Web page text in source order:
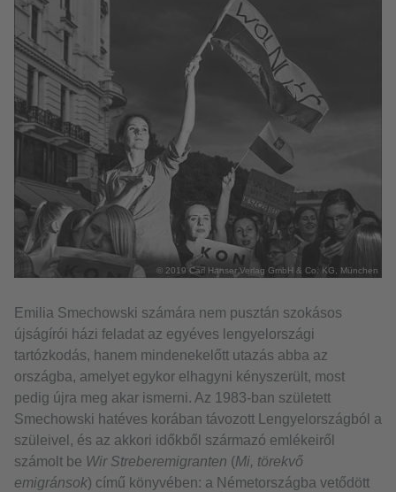
© 2019 Carl Hanser Verlag GmbH & Co. KG, München
Emilia Smechowski számára nem pusztán szokásos
újságírói házi feladat az egyéves lengyelországi
tartózkodás, hanem mindenekelőtt utazás abba az
országba, amelyet egykor elhagyni kényszerült, most
pedig újra meg akar ismerni. Az 1983-ban született
Smechowski hatéves korában távozott Lengyelországból a
szüleivel, és az akkori időkből származó emlékeiről
számolt be Wir Streberemigranten (Mi, törekvő
emigránsok) című könyvében: a Németországba vetődött